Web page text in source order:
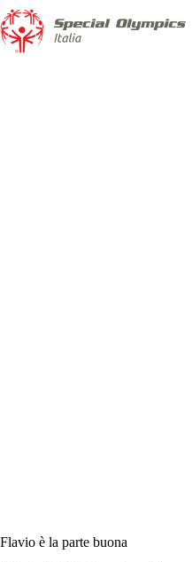
Flavio è la parte buona